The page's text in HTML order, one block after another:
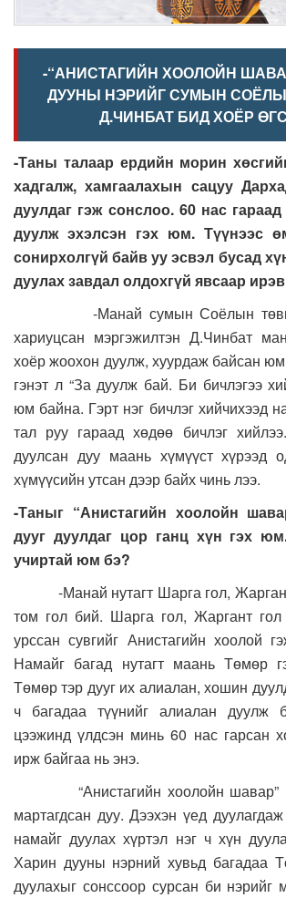
-“АНИСТАГИЙН ХООЛОЙН
ДУУНЫ НЭРИЙГ СУМЫН
Д.ЧИНБАТ БИД ХОЁР
-Таны талаар ердийн морин
хадгалж, хамгаалахын сацуу
дуулдаг гэж сонслоо. 60 нас
дуулж эхэлсэн гэх юм. Түүнээс
сонирхолгүй байв уу эсвэл бусад
дуулах завдал олдохгүй явсаар
-Манай сумын Соёлын
хариуцсан мэргэжилтэн Д.Чинбат
хоёр жоохон дуулж, хуурдаж байсан
гэнэт л “За дуулж бай. Би бичлэгээ
юм байна. Гэрт нэг бичлэг хийчихээд
тал руу гараад хөдөө бичлэг
дуулсан дуу маань хүмүүст хүрээд
хүмүүсийн утсан дээр байх чинь лээ.
-Таныг “Анистагийн хоолойн
дууг дуулдаг цор ганц хүн гэх
учиртай юм бэ?
-Манай нутагт Шарга гол, Жаргант
том гол бий. Шарга гол, Жаргант
урссан сувгийг Анистагийн хоолой
Намайг багад нутагт маань Төмөр
Төмөр тэр дууг их алиалан, хошин
ч багадаа түүнийг алиалан дуулж
цээжинд үлдсэн минь 60 нас гарсан
ирж байгаа нь энэ.
“Анистагийн хоолойн шавар”
мартагдсан дуу. Дээхэн үед
намайг дуулах хүртэл нэг ч хүн
Харин дууны нэрний хувьд багадаа
дуулахыг сонссоор сурсан би нэрийг